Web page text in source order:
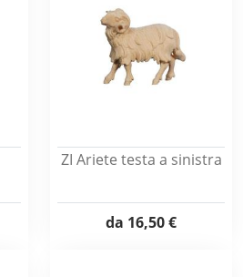
ZI Ariete testa a sinistra
da 16,50 €